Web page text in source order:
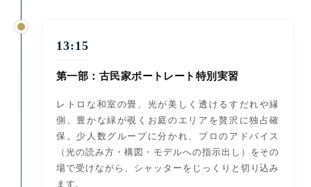
13:15
第一部：古民家ポートレート特別実習
レトロな和室の畳、光が美しく透けるすだれや縁
側、豊かな緑が覗くお庭のエリアを贅沢に独占確
保。少人数グループに分かれ、プロのアドバイス
（光の読み方・構図・モデルへの指示出し）をその
場で受けながら、シャッターをじっくりと切り込み
ます。